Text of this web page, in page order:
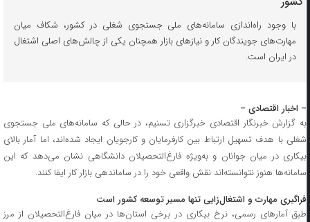
با وجود راه‌اندازی سامانه‌های ملی جستجوی شغلی در کشور، شکاف میان
مهارت‌های جویندگان کار و نیازهای بازار همچنان یکی از چالش‌های اصلی اشتغال
در ایران است.
– اخبار اقتصادی –
به گزارش خبرنگار اقتصادی خبرگزاری تسنیم، در حالی‌ که سامانه‌های ملی جستجوی
شغلی با هدف تسهیل ارتباط بین کارفرمایان و کارجویان ایجاد شده‌اند، اما آمار بالای
بیکاری در میان جوانان و به‌ویژه فارغ‌التحصیلان دانشگاهی نشان می‌دهد که این
سامانه‌ها هنوز نتوانسته‌اند نقش واقعی خود را در ساماندهی بازار کار ایفا کنند.
فراگیری مهارت و اشتغال‌زایی تنها مسیر توسعه کشور است
طبق آمارهای رسمی، نرخ بیکاری در برخی استان‌ها در میان فارغ‌التحصیلان از مرز